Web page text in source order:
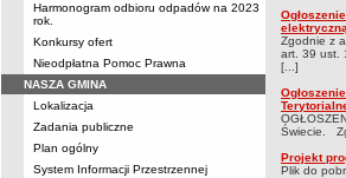
Harmonogram odbioru odpadów na 2023
rok.
Konkursy ofert
Nieodpłatna Pomoc Prawna
NASZA GMINA
Lokalizacja
Zadania publiczne
Plan ogólny
System Informacji Przestrzennej
Zgodnie z
art. 39 ust.
[...]
Świecie.
Projekt
Plik do